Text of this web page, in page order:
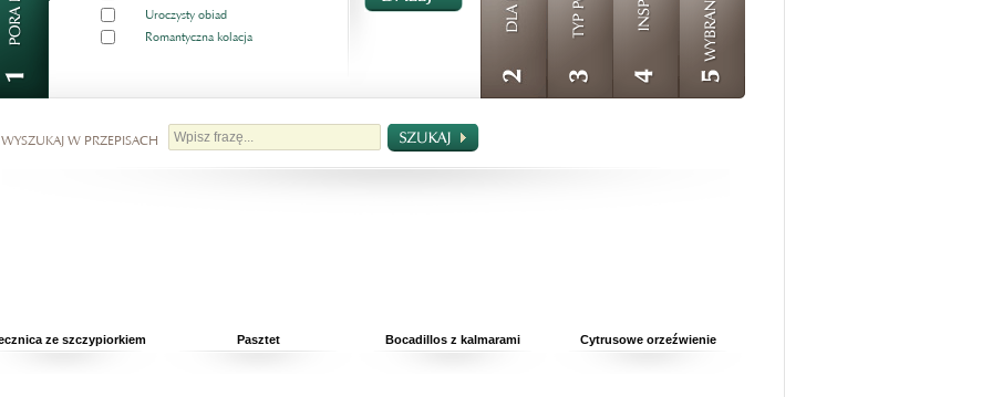
Uroczysty obiad
Romantyczna kolacja
W PRZEPISACH
ze szczypiorkiem Pasztet Bocadillos z kalmarami Cytrusowe orzeźwienie